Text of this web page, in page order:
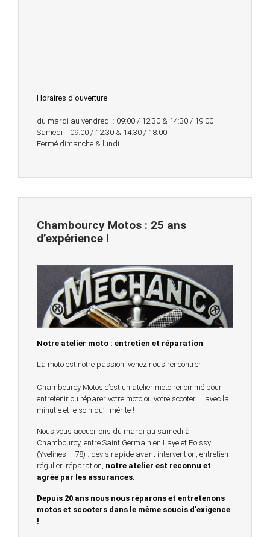
Horaires d'ouverture
du mardi au vendredi : 09:00 / 12:30 & 14:30 / 19:00
Samedi : 09:00 / 12:30 & 14:30 / 18:00
Fermé dimanche & lundi
Chambourcy Motos : 25 ans
d’expérience !
Notre atelier moto : entretien et réparation
La moto est notre passion, venez nous rencontrer !
Chambourcy Motos c’est un atelier moto renommé pour
entretenir ou réparer votre moto ou votre scooter … avec la
minutie et le soin qu’il mérite !
Nous vous accueillons du mardi au samedi à
Chambourcy, entre Saint Germain en Laye et Poissy
(Yvelines – 78) : devis rapide avant intervention, entretien
régulier, réparation, notre atelier est reconnu et
agrée par les assurances.
Depuis 20 ans nous nous réparons et entretenons
motos et scooters dans le même soucis d'exigence
!